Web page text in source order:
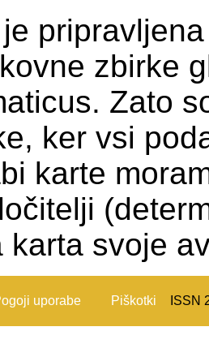
zbirke
Zato
ker vsi
karte
karta svoje
uporabe Piškotki ISSN